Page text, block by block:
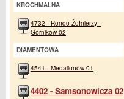
KROCHMALNA
4732 - Rondo Żołnierzy -
Górników 02
DIAMENTOWA
4541 - Medalionów 01
4402 - Samsonowicza 02